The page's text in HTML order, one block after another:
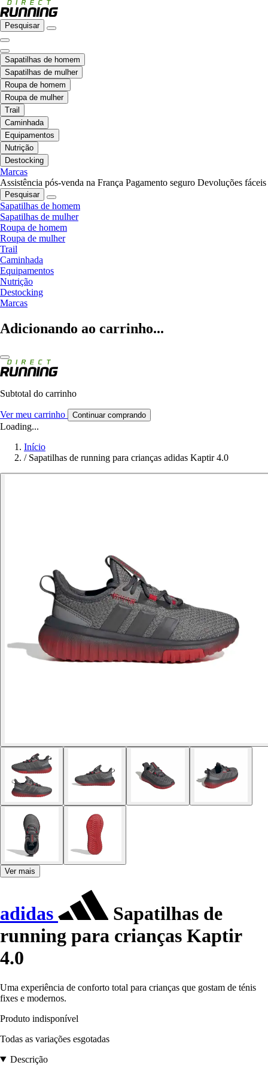
Pesquisar
Sapatilhas de homem
Sapatilhas de mulher
Roupa de homem
Roupa de mulher
Trail
Caminhada
Equipamentos
Nutrição
Destocking
Marcas
Assistência pós-venda na França Pagamento seguro Devoluções fáceis
Pesquisar
Sapatilhas de homem
Sapatilhas de mulher
Roupa de homem
Roupa de mulher
Trail
Caminhada
Equipamentos
Nutrição
Destocking
Marcas
Adicionando ao carrinho...
Subtotal do carrinho
Ver meu carrinho Continuar comprando
Loading...
Início
/ Sapatilhas de running para crianças adidas Kaptir 4.0
Ver mais
adidas
Sapatilhas de
running para crianças Kaptir
4.0
Uma experiência de conforto total para crianças que gostam de ténis
fixes e modernos.
Produto indisponível
Todas as variações esgotadas
Descrição